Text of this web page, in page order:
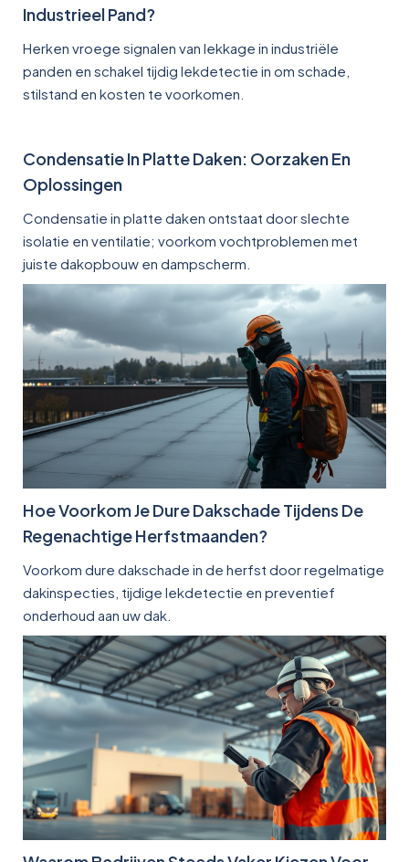
Industrieel Pand?
Herken vroege signalen van lekkage in industriële
panden en schakel tijdig lekdetectie in om schade,
stilstand en kosten te voorkomen.
Condensatie In Platte Daken: Oorzaken En
Oplossingen
Condensatie in platte daken ontstaat door slechte
isolatie en ventilatie; voorkom vochtproblemen met
juiste dakopbouw en dampscherm.
Hoe Voorkom Je Dure Dakschade Tijdens De
Regenachtige Herfstmaanden?
Voorkom dure dakschade in de herfst door regelmatige
dakinspecties, tijdige lekdetectie en preventief
onderhoud aan uw dak.